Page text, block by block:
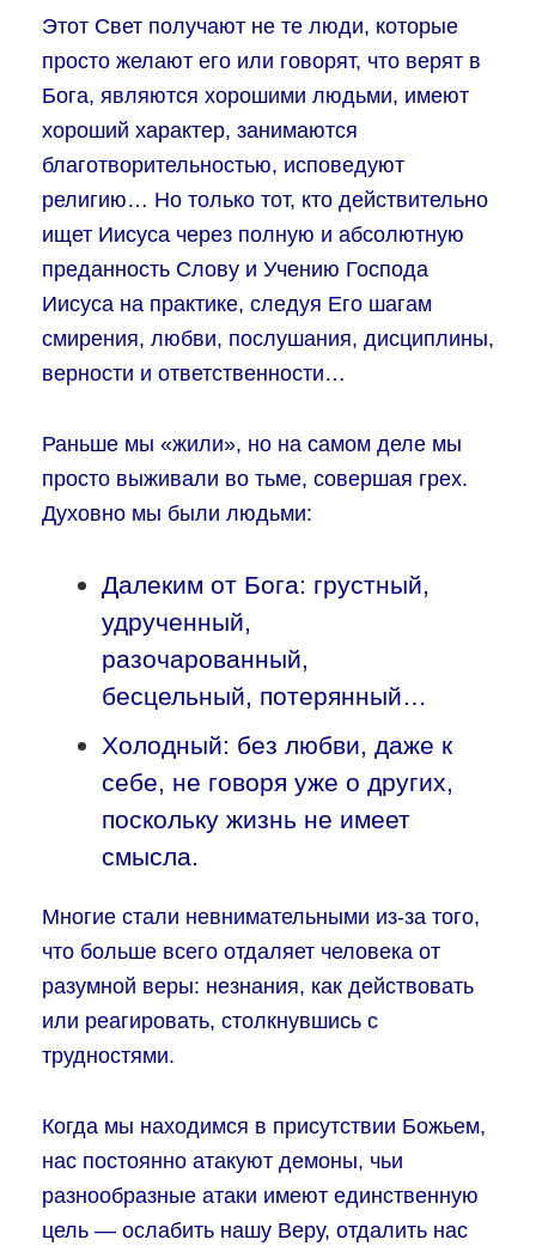
Этот Свет получают не те люди, которые
просто желают его или говорят, что верят в
Бога, являются хорошими людьми, имеют
хороший характер, занимаются
благотворительностью, исповедуют
религию… Но только тот, кто действительно
ищет Иисуса через полную и абсолютную
преданность Слову и Учению Господа
Иисуса на практике, следуя Его шагам
смирения, любви, послушания, дисциплины,
верности и ответственности…
Раньше мы «жили», но на самом деле мы
просто выживали во тьме, совершая грех.
Духовно мы были людьми:
Далеким от Бога: грустный,
удрученный,
разочарованный,
бесцельный, потерянный…
Холодный: без любви, даже к
себе, не говоря уже о других,
поскольку жизнь не имеет
смысла.
Многие стали невнимательными из-за того,
что больше всего отдаляет человека от
разумной веры: незнания, как действовать
или реагировать, столкнувшись с
трудностями.
Когда мы находимся в присутствии Божьем,
нас постоянно атакуют демоны, чьи
разнообразные атаки имеют единственную
цель — ослабить нашу Веру, отдалить нас